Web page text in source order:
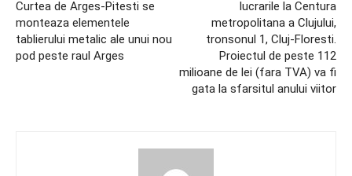
Curtea de Arges-Pitesti se
monteaza elementele
tablierului metalic ale unui nou
pod peste raul Arges
lucrarile la Centura
metropolitana a Clujului,
tronsonul 1, Cluj-Floresti.
Proiectul de peste 112
milioane de lei (fara TVA) va fi
gata la sfarsitul anului viitor